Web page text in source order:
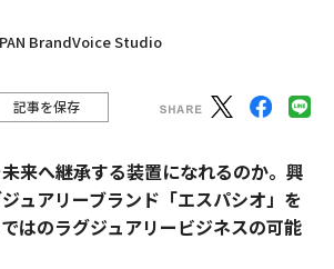
BrandVoice Studio
記事を保存
来へ継承する装置になれるのか。興
ュアリーブランド「エスパシオ」を
はのラグジュアリービジネスの可能